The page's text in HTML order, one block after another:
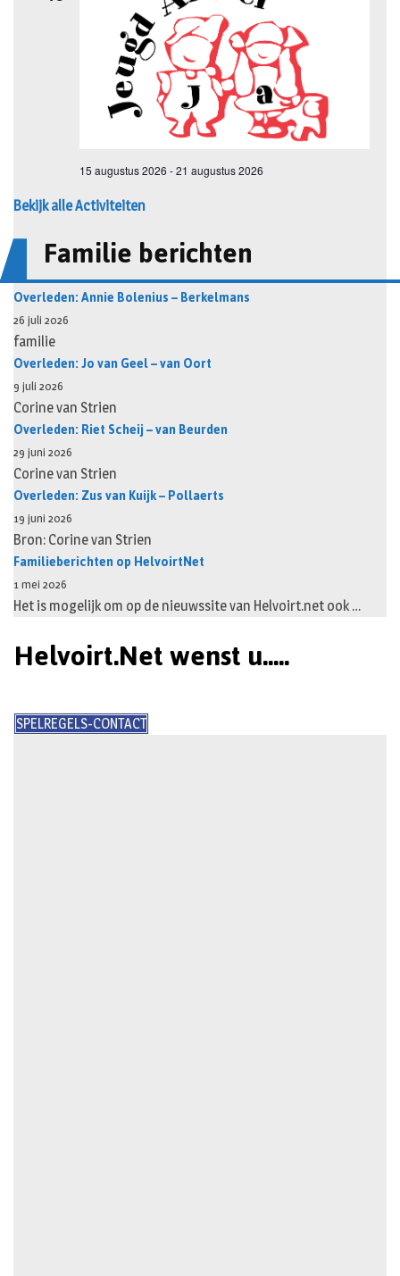
Bekijk alle Activiteiten
Familie berichten
Overleden: Annie Bolenius – Berkelmans
26 juli 2026
familie
Overleden: Jo van Geel – van Oort
9 juli 2026
Corine van Strien
Overleden: Riet Scheij – van Beurden
29 juni 2026
Corine van Strien
Overleden: Zus van Kuijk – Pollaerts
19 juni 2026
Bron: Corine van Strien
Familieberichten op HelvoirtNet
1 mei 2026
Het is mogelijk om op de nieuwssite van Helvoirt.net ook …
Helvoirt.Net wenst u.....
SPELREGELS-CONTACT